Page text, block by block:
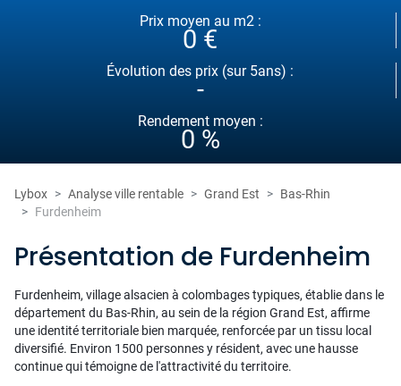
Prix moyen au m2 :
0 €
Évolution des prix (sur 5ans) :
-
Rendement moyen :
0 %
Lybox Analyse ville rentable Grand Est
Bas-Rhin
Furdenheim
Présentation de Furdenheim
Furdenheim, village alsacien à colombages typiques, établie dans le
département du Bas-Rhin, au sein de la région Grand Est, affirme
une identité territoriale bien marquée, renforcée par un tissu local
diversifié. Environ 1500 personnes y résident, avec une hausse
continue qui témoigne de l'attractivité du territoire.